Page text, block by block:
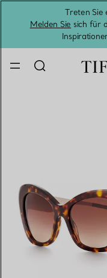
Treten Sie
Melden Sie sich für